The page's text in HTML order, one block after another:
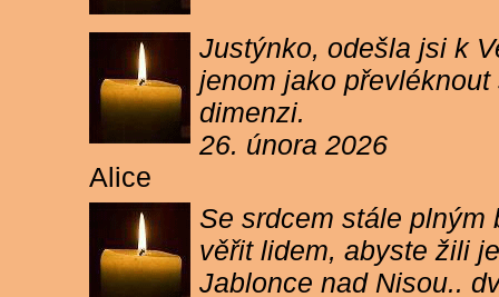
Justýnko, odešla jsi k
jenom jako
dimenzi.
26. února 2026
Alice
Se srdcem stále
věřit lidem, abyste žili
Jablonce nad Nisou..